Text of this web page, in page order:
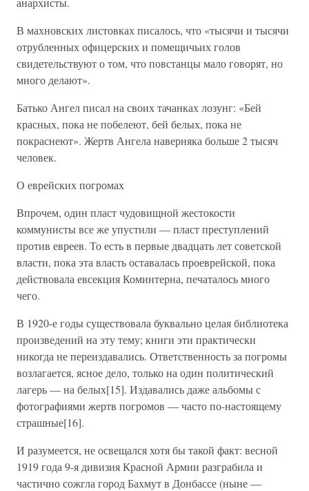
В махновских листовках писалось, что «тысячи и тысячи
отрубленных офицерских и помещичьих голов
свидетельствуют о том, что повстанцы мало говорят, но
много делают».
Батько Ангел писал на своих тачанках лозунг: «Бей
красных, пока не побелеют, бей белых, пока не
покраснеют». Жертв Ангела наверняка больше 2 тысяч
человек.
О еврейских погромах
Впрочем, один пласт чудовищной жестокости
коммунисты все же упустили — пласт преступлений
против евреев. То есть в первые двадцать лет советской
власти, пока эта власть оставалась проеврейской, пока
действовала евсекция Коминтерна, печаталось много
чего.
В 1920-е годы существовала буквально целая библиотека
произведений на эту тему; книги эти практически
никогда не переиздавались. Ответственность за погромы
возлагается, ясное дело, только на один политический
лагерь — на белых[15]. Издавались даже альбомы с
фотографиями жертв погромов — часто по-настоящему
страшные[16].
И разумеется, не освещался хотя бы такой факт: весной
1919 года 9-я дивизия Красной Армии разграбила и
частично сожгла город Бахмут в Донбассе (ныне —